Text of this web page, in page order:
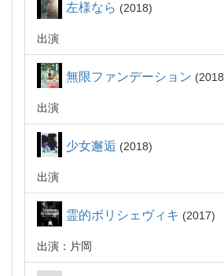
左様なら 2018
出演
無限ファンデーション 2018
出演
少女邂逅 2018
出演
霊的ボリシェヴィキ 2017
出演：片岡